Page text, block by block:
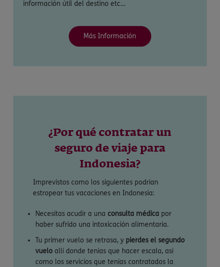
información útil del destino etc…
Más Información
¿Por qué contratar un
seguro de viaje para
Indonesia?
Imprevistos como los siguientes podrían
estropear tus vacaciones en Indonesia:
Necesitas acudir a una consulta médicapor
haber sufrido una intoxicación alimentaria.
Tu primer vuelo se retrasa, y pierdes el segundo
vueloallí donde tenías que hacer escala, así
como los servicios que tenías contratados la